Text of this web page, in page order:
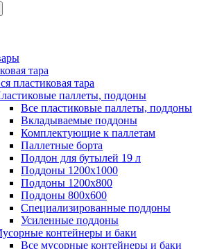
тара
пластиковая тара
паллеты, поддоны
Все пластиковые паллеты, поддоны
Вкладываемые поддоны
Комплектующие к паллетам
Паллетные борта
Поддон для бутылей 19 л
Поддоны 1200х1000
Поддоны 1200х800
Поддоны 800х600
Специализированные поддоны
Усиленные поддоны
контейнеры и баки
Все мусорные контейнеры и баки